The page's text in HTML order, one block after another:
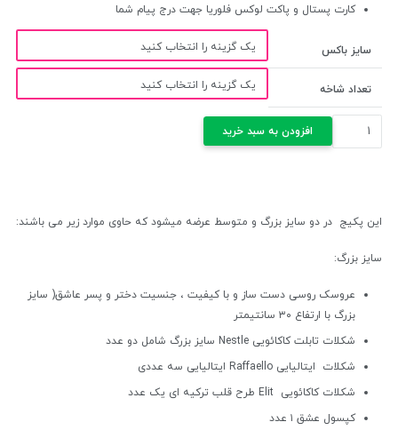
کارت پستال و پاکت لوکس فلوریا جهت درج پیام شما
سایز باکس
تعداد شاخه
پکیج
عاشق
)
افزودن به سبد خرید
این پکیج در دو سایز بزرگ و متوسط عرضه میشود که حاوی موارد زیر می باشند:
سایز بزرگ:
عروسک روسی دست ساز و با کیفیت ، جنسیت دختر و پسر عاشق( سایز
بزرگ با ارتفاع ۳۰ سانتیمتر
شکلات تابلت کاکائویی Nestle سایز بزرگ شامل دو عدد
شکلات ایتالیایی Raffaello ایتالیایی سه عددی
شکلات کاکائویی Elit طرح قلب ترکیه ای یک عدد
کپسول عشق ۱ عدد